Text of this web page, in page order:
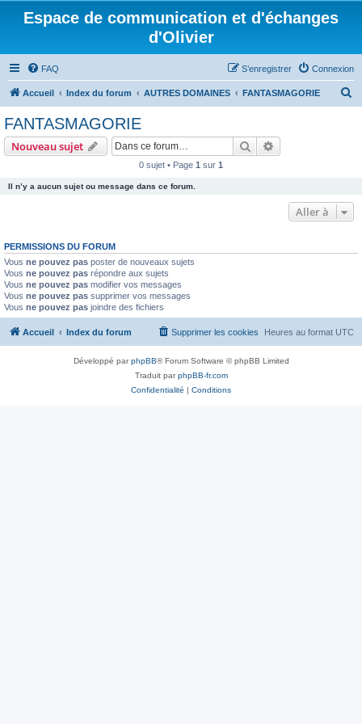
Espace de communication et d'échanges
d'Olivier
FAQ Connexion
S’enregistrer
Accueil Index du forum AUTRES DOMAINES FANTASMAGORIE
FANTASMAGORIE
Nouveau sujet Rechercher
0 sujet • Page 1 sur 1
Il n’y a aucun sujet ou message dans ce forum.
Aller à
PERMISSIONS DU FORUM
Vous ne pouvez pas poster de nouveaux sujets
Vous ne pouvez pas répondre aux sujets
Vous ne pouvez pas modifier vos messages
Vous ne pouvez pas supprimer vos messages
Vous ne pouvez pas joindre des fichiers
Accueil Index du forum Heures au format UTC
Supprimer les cookies
Développé parphpBB® Forum Software © phpBB Limited
Traduit parphpBB-fr.com
Confidentialité | Conditions